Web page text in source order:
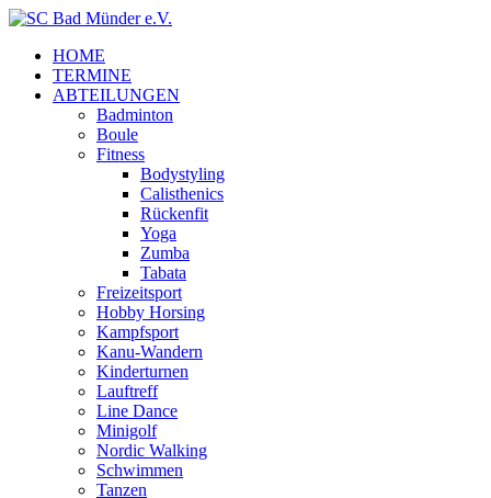
HOME
TERMINE
ABTEILUNGEN
Badminton
Boule
Fitness
Bodystyling
Calisthenics
Rückenfit
Yoga
Zumba
Tabata
Freizeitsport
Hobby Horsing
Kampfsport
Kanu-Wandern
Kinderturnen
Lauftreff
Line Dance
Minigolf
Nordic Walking
Schwimmen
Tanzen